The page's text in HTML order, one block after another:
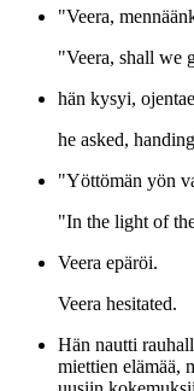
"Veera,
"Veera, shall we
hän kysyi,
he asked,
"Yöttömän yön
"In the light of
Veera epäröi.
Veera hesitated.
Hän nautti
miettien elämää,